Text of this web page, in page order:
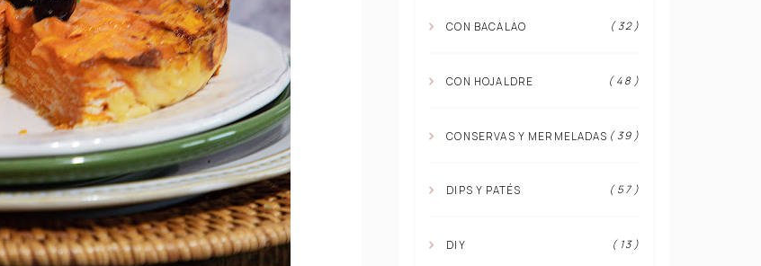
CON BACALAO ( 32 )
CON HOJALDRE ( 48 )
CONSERVAS Y MERMELADAS ( 39 )
DIPS Y PATÉS ( 57 )
DIY ( 13 )